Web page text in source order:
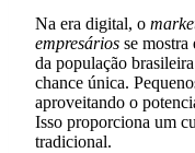
Na era digital, o
empresários se mostra
da população
chance única.
aproveitando o
Isso proporciona um
tradicional.